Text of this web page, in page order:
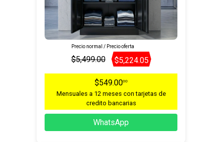
Precio normal / Precio oferta
$5,499.00 $5,224.05
$549.0000
Mensuales a 12 meses con tarjetas de
credito bancarias
WhatsApp